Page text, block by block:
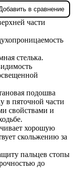
в сравнение
части
стелька.
подошва
в пяточной части
свойствами и
хорошую
скольжению за
пальцев стопы
до